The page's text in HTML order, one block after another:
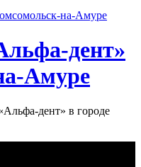
дент»‎
Амуре
дент» в городе